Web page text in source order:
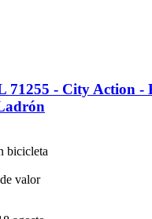
71255 -​ City Action -​
bicicleta
valor